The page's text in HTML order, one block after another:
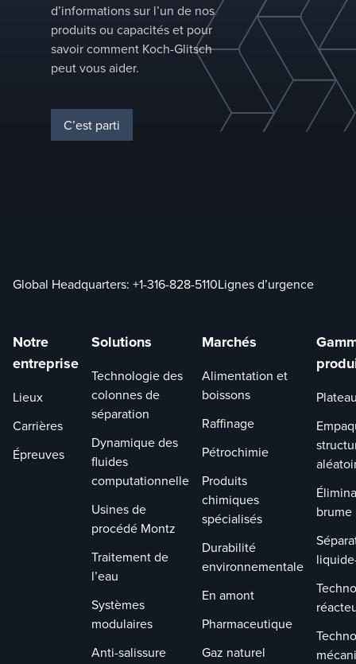
fonction des
caractéristiques
d’alimentation et
des exigences de
d’informations sur l’un de nos
produits ou capacités et pour
savoir comment Koch-Glitsch
peut vous aider.
C’est parti
Global Headquarters: +1-316-828-5110Lignes d’urgence
Notre
entreprise
Lieux
Carrières
Épreuves
Solutions
Technologie des
colonnes de
séparation
Dynamique des
fluides
computationnelle
Usines de
procédé Montz
Traitement de
l’eau
Systèmes
modulaires
Anti-salissure
Marchés
Alimentation et
boissons
Raffinage
Pétrochimie
Produits
chimiques
spécialisés
Durabilité
environnementale
En amont
Pharmaceutique
Gaz naturel
brume